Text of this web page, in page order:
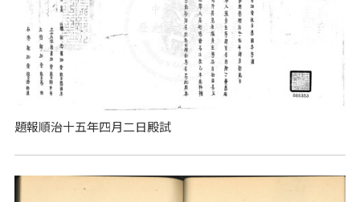
題報順治十五年四月二日殿試